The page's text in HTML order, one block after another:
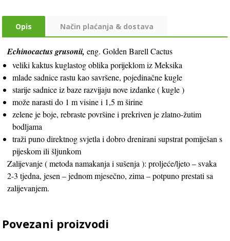
Opis Način plaćanja & dostava
Echinocactus grusonii,eng. Golden Barell Cactus
veliki kaktus kuglastog oblika porijeklom iz Meksika
mlade sadnice rastu kao savršene, pojedinačne kugle
starije sadnice iz baze razvijaju nove izdanke ( kugle )
može narasti do 1 m visine i 1,5 m širine
zelene je boje, rebraste površine i prekriven je zlatno-žutim
bodljama
traži puno direktnog svjetla i dobro drenirani supstrat pomiješan s
pijeskom ili šljunkom
Zalijevanje ( metoda namakanja i sušenja ): proljeće/ljeto – svaka
2-3 tjedna, jesen – jednom mjesečno, zima – potpuno prestati sa
zalijevanjem.
Povezani proizvodi